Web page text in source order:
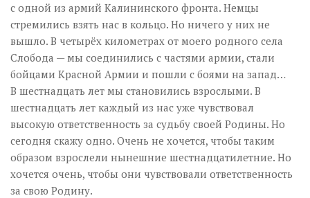
с одной из армий Калининского фронта. Немцы
стремились взять нас в кольцо. Но ничего у них не
вышло. В четырёх километрах от моего родного села
Слобода — мы соединились с частями армии, стали
бойцами Красной Армии и пошли с боями на запад…
В шестнадцать лет мы становились взрослыми. В
шестнадцать лет каждый из нас уже чувствовал
высокую ответственность за судьбу своей Родины. Но
сегодня скажу одно. Очень не хочется, чтобы таким
образом взрослели нынешние шестнадцатилетние. Но
хочется очень, чтобы они чувствовали ответственность
за свою Родину.